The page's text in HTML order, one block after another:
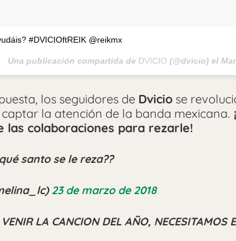
#DVICIOftREIK @reikmx
Una publicación compartida de DVICIO (@dvicio) el
los seguidores de Dvicio se
la atención de la banda mexicana.
las colaboraciones para rezarle!
santo se le reza??
23 de marzo de 2018
LA CANCION DEL AÑO, NECESITAMOS